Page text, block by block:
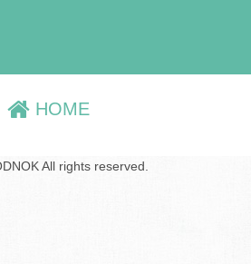
HOME
All rights reserved.